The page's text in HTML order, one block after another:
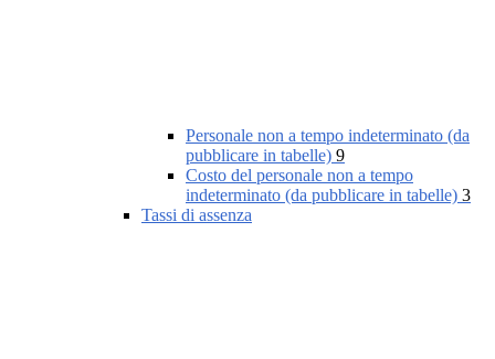
Personale non a tempo indeterminato (da
pubblicare in tabelle) 9
Costo del personale non a tempo
indeterminato (da pubblicare in tabelle) 3
Tassi di assenza